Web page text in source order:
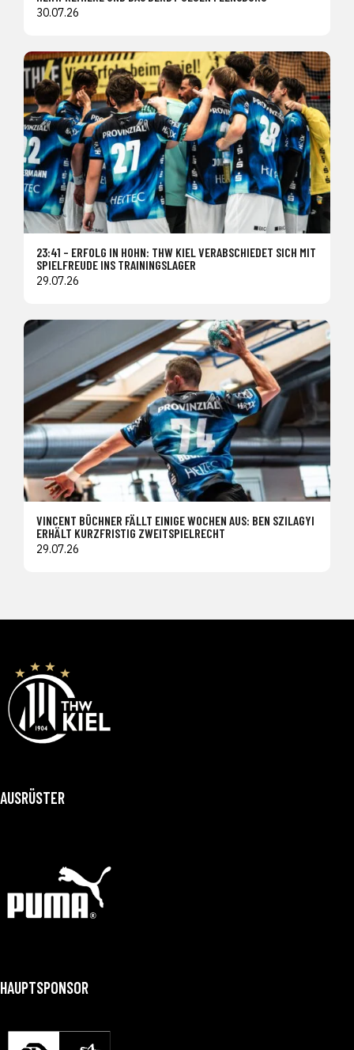
30.07.26
23:41 – ERFOLG IN HOHN: THW KIEL VERABSCHIEDET SICH MIT
SPIELFREUDE INS TRAININGSLAGER
29.07.26
VINCENT BÜCHNER FÄLLT EINIGE WOCHEN AUS: BEN SZILAGYI
ERHÄLT KURZFRISTIG ZWEITSPIELRECHT
29.07.26
AUSRÜSTER
HAUPTSPONSOR